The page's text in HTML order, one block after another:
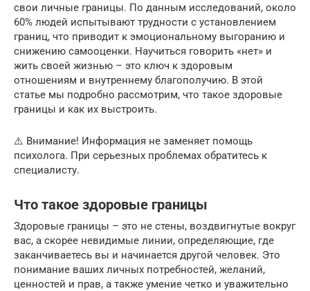
свои личные границы. По данным исследований, около
60% людей испытывают трудности с установлением
границ, что приводит к эмоциональному выгоранию и
снижению самооценки. Научиться говорить «нет» и
жить своей жизнью – это ключ к здоровым
отношениям и внутреннему благополучию. В этой
статье мы подробно рассмотрим, что такое здоровые
границы и как их выстроить.
⚠️ Внимание! Информация не заменяет помощь
психолога. При серьезных проблемах обратитесь к
специалисту.
Что такое здоровые границы
Здоровые границы – это не стены, воздвигнутые вокруг
вас, а скорее невидимые линии, определяющие, где
заканчиваетесь вы и начинается другой человек. Это
понимание ваших личных потребностей, желаний,
ценностей и прав, а также умение четко и уважительно